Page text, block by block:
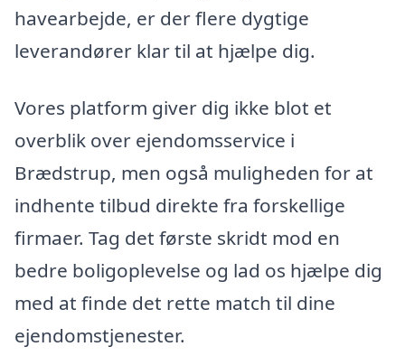
havearbejde, er der flere dygtige
leverandører klar til at hjælpe dig.
Vores platform giver dig ikke blot et
overblik over ejendomsservice i
Brædstrup, men også muligheden for at
indhente tilbud direkte fra forskellige
firmaer. Tag det første skridt mod en
bedre boligoplevelse og lad os hjælpe dig
med at finde det rette match til dine
ejendomstjenester.